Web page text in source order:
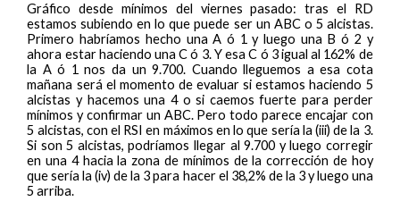
Gráfico desde mínimos del viernes pasado: tras el RD
estamos subiendo en lo que puede ser un ABC o 5 alcistas.
Primero habríamos hecho una A ó 1 y luego una B ó 2 y
ahora estar haciendo una C ó 3. Y esa C ó 3 igual al 162% de
la A ó 1 nos da un 9.700. Cuando lleguemos a esa cota
mañana será el momento de evaluar si estamos haciendo 5
alcistas y hacemos una 4 o si caemos fuerte para perder
mínimos y confirmar un ABC. Pero todo parece encajar con
5 alcistas, con el RSI en máximos en lo que sería la (iii) de la 3.
Si son 5 alcistas, podríamos llegar al 9.700 y luego corregir
en una 4 hacia la zona de mínimos de la corrección de hoy
que sería la (iv) de la 3 para hacer el 38,2% de la 3 y luego una
5 arriba.